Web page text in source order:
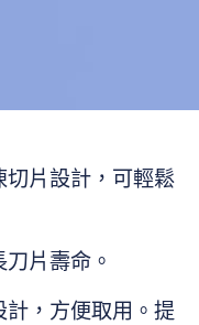
片設計，可輕鬆
片壽命。
，方便取用。提